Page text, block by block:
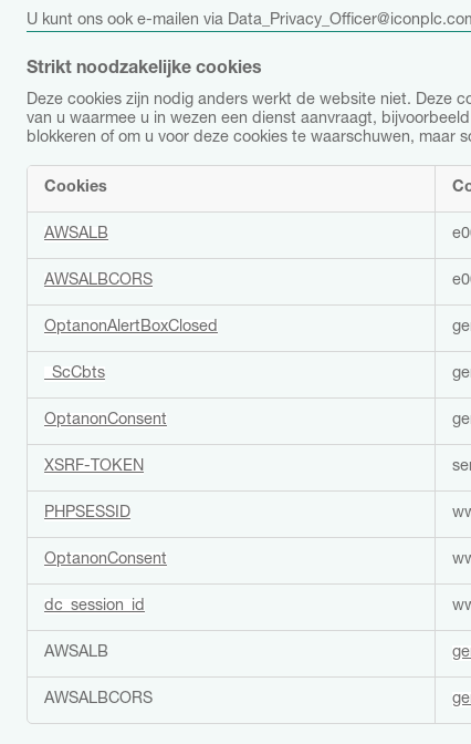
U kunt ons ook e-mailen via
Strikt noodzakelijke cookies
Deze cookies zijn nodig anders werkt de website niet. Deze
van u waarmee u in wezen een dienst aanvraagt,
blokkeren of om u voor deze cookies te waarschuwen, maar
r
k
n
e
i
e
Cookies
AWSALB
AWSALBCORS
OptanonAlertBoxClosed
_ScCbts
OptanonConsent
XSRF-TOKEN
PHPSESSID
OptanonConsent
dc_session_id
AWSALB
AWSALBCORS